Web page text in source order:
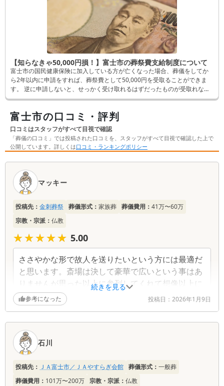
【知らなきゃ50,000円損！】富士市の葬祭費支給制度について
富士市の国民健康保険に加入している方が亡くなった場合、葬儀をしてか
ら2年以内に申請をすれば、葬祭費として50,000円を受取ることができま
す。 逆に申請しないと、せっかく受け取れるはずだったものが受取れなく
なってしまいます。 そんなことにならないよう、この記事では申請方法な
富士市の口コミ・評判
口コミはスタッフがすべて目視で確認
「葬儀の口コミ」では投稿された口コミを、スタッフがすべて目視で確認した上で
公開しています。詳しくは口コミ・ランキングポリシー
続きを見る
マッキー
投稿先： 金刺葬祭 葬儀形式： 家族葬 葬儀費用： 41万〜60万
宗教・宗派： 仏教
★★★★★
★★★★★ 5.00
ささやかな形で故人を送りたいという方には最適だ
と思います。斎場は決して豪華で広いという事はあ
りませんが思った以上に参列してくれて想像以上に
はるかに賑やかになり故人も喜んだんじゃないかと
思います。よくあるスタッフが色々やってくれると
いう事はないので親族が動く事も多いですが、担当
の方が色々教えてくれて無事葬儀を行う事ができま
した。ベテランの担当さんなのでわからない事は聞
けばすぐ教えてくれるので特に困ったことはありま
せん。急に決めなければならず初めての事なので本
当に助かりました。感謝しかありません。 ありがと
参考になった 投稿日： 2026年1月9日
石川
投稿先： ＪＡ富士市／ＪＡやすらぎ会館 葬儀形式： 一般葬
葬儀費用： 101万〜200万 宗教・宗派： 仏教